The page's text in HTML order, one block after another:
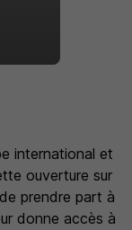
international et
ouverture sur
prendre part à
donne accès à